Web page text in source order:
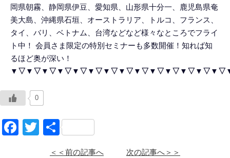
岡県朝霧、静岡県伊豆、愛知県、山形県十分一、鹿児島県奄
美大島、沖縄県石垣、オーストラリア、トルコ、フランス、
タイ、バリ、ベトナム、台湾などなど様々なところでフライ
ト中！ 会員さま限定の特別セミナーも多数開催！知れば知
るほど奥が深い！
0
Facebook
Twitter
共
＜＜前の記事へ 次の記事へ＞＞